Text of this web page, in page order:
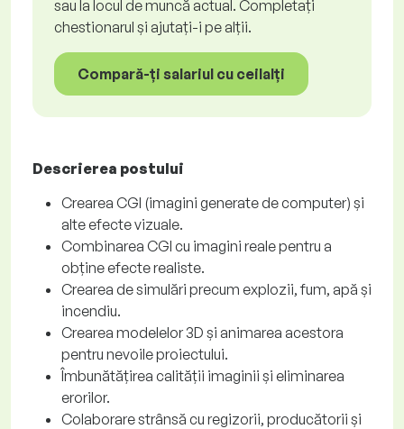
sau la locul de muncă actual. Completați
chestionarul și ajutați-i pe alții.
Compară-ți salariul cu ceilalți
Descrierea postului
Crearea CGI (imagini generate de computer) și
alte efecte vizuale.
Combinarea CGI cu imagini reale pentru a
obține efecte realiste.
Crearea de simulări precum explozii, fum, apă și
incendiu.
Crearea modelelor 3D și animarea acestora
pentru nevoile proiectului.
Îmbunătățirea calității imaginii și eliminarea
erorilor.
Colaborare strânsă cu regizorii, producătorii și